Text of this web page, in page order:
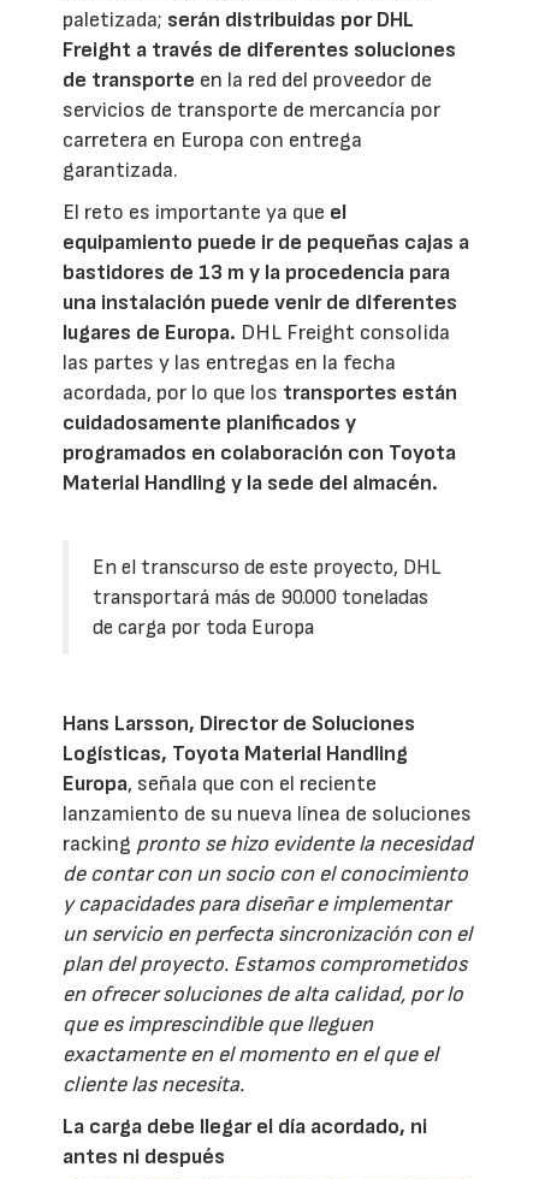
paletizada; serán distribuidas por DHL
Freight a través de diferentes soluciones
de transporte en la red del proveedor de
servicios de transporte de mercancía por
carretera en Europa con entrega
garantizada.
El reto es importante ya que el
equipamiento puede ir de pequeñas cajas a
bastidores de 13 m y la procedencia para
una instalación puede venir de diferentes
lugares de Europa. DHL Freight consolida
las partes y las entregas en la fecha
acordada, por lo que los transportes están
cuidadosamente planificados y
programados en colaboración con Toyota
Material Handling y la sede del almacén.
En el transcurso de este proyecto, DHL
transportará más de 90.000 toneladas
de carga por toda Europa
Hans Larsson, Director de Soluciones
Logísticas, Toyota Material Handling
Europa, señala que con el reciente
lanzamiento de su nueva línea de soluciones
racking pronto se hizo evidente la necesidad
de contar con un socio con el conocimiento
y capacidades para diseñar e implementar
un servicio en perfecta sincronización con el
plan del proyecto. Estamos comprometidos
en ofrecer soluciones de alta calidad, por lo
que es imprescindible que lleguen
exactamente en el momento en el que el
cliente las necesita.
La carga debe llegar el día acordado, ni
antes ni después